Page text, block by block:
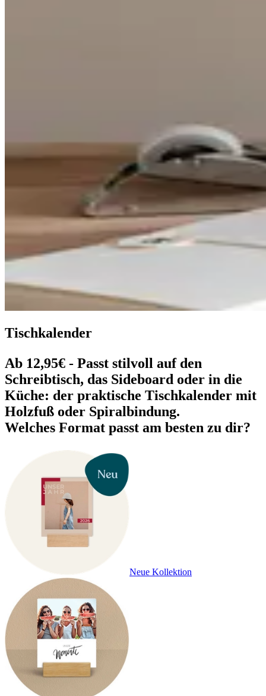
Tischkalender
Ab 12,95€ - Passt stilvoll auf den
Schreibtisch, das Sideboard oder in die
Küche: der praktische Tischkalender mit
Holzfuß oder Spiralbindung.
Welches Format passt am besten zu dir?
Neue Kollektion